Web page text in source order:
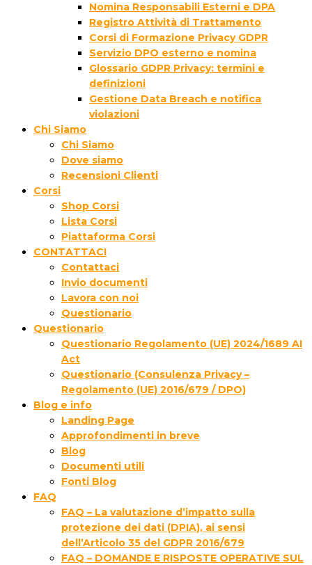
Nomina Responsabili Esterni e DPA
Registro Attività di Trattamento
Corsi di Formazione Privacy GDPR
Servizio DPO esterno e nomina
Glossario GDPR Privacy: termini e
definizioni
Gestione Data Breach e notifica
violazioni
Chi Siamo
Chi Siamo
Dove siamo
Recensioni Clienti
Corsi
Shop Corsi
Lista Corsi
Piattaforma Corsi
CONTATTACI
Contattaci
Invio documenti
Lavora con noi
Questionario
Questionario
Questionario Regolamento (UE) 2024/1689 AI
Act
Questionario (Consulenza Privacy –
Regolamento (UE) 2016/679 / DPO)
Blog e info
Landing Page
Approfondimenti in breve
Blog
Documenti utili
Fonti Blog
FAQ
FAQ – La valutazione d’impatto sulla
protezione dei dati (DPIA), ai sensi
dell’Articolo 35 del GDPR 2016/679
FAQ – DOMANDE E RISPOSTE OPERATIVE SUL